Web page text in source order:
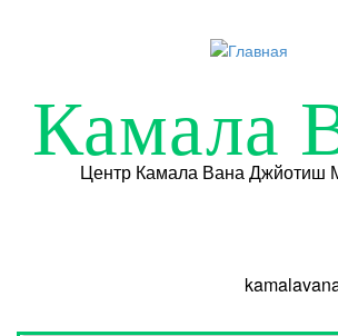
Камала
Центр Камала Вана Джйотиш